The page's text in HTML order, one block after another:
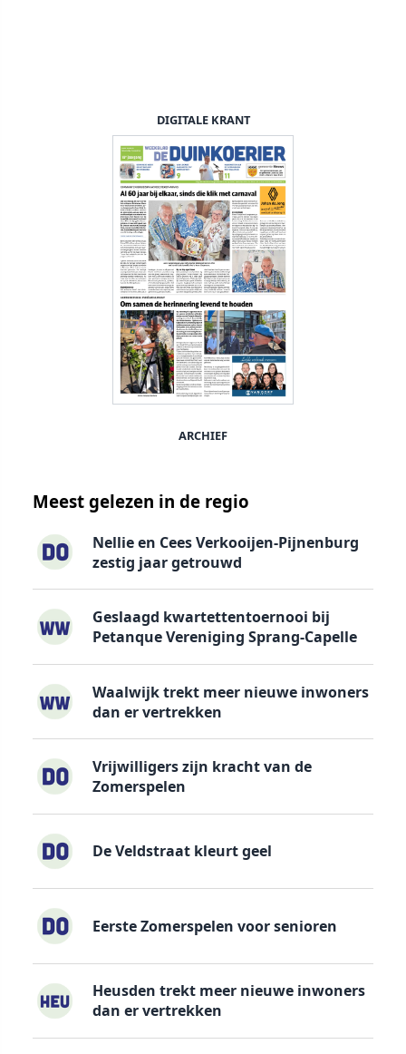
DIGITALE KRANT
ARCHIEF
Meest gelezen in de regio
Nellie en Cees Verkooijen-Pijnenburg
zestig jaar getrouwd
Geslaagd kwartettentoernooi bij
Petanque Vereniging Sprang-Capelle
Waalwijk trekt meer nieuwe inwoners
dan er vertrekken
Vrijwilligers zijn kracht van de
Zomerspelen
De Veldstraat kleurt geel
Eerste Zomerspelen voor senioren
Heusden trekt meer nieuwe inwoners
dan er vertrekken